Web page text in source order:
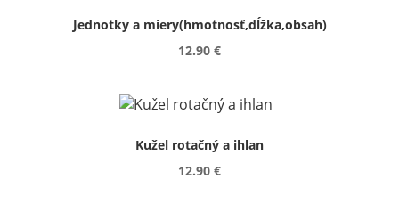
Jednotky a miery(hmotnosť,dĺžka,obsah)
12.90 €
Kužel rotačný a ihlan
12.90 €